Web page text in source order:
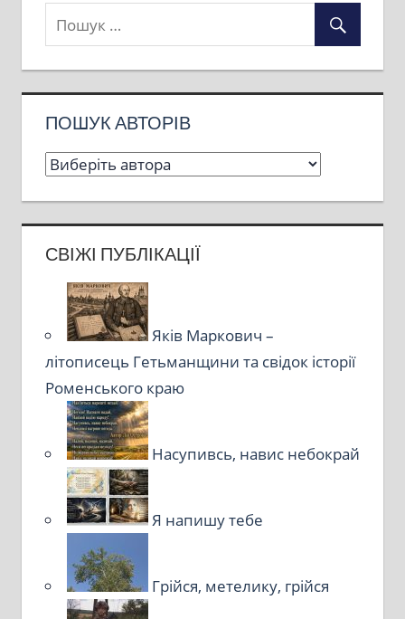
ПОШУК АВТОРІВ
СВІЖІ ПУБЛІКАЦІЇ
Яків Маркович –
літописець Гетьманщини та свідок історії
Роменського краю
Насупивсь, навис небокрай
Я напишу тебе
Грійся, метелику, грійся